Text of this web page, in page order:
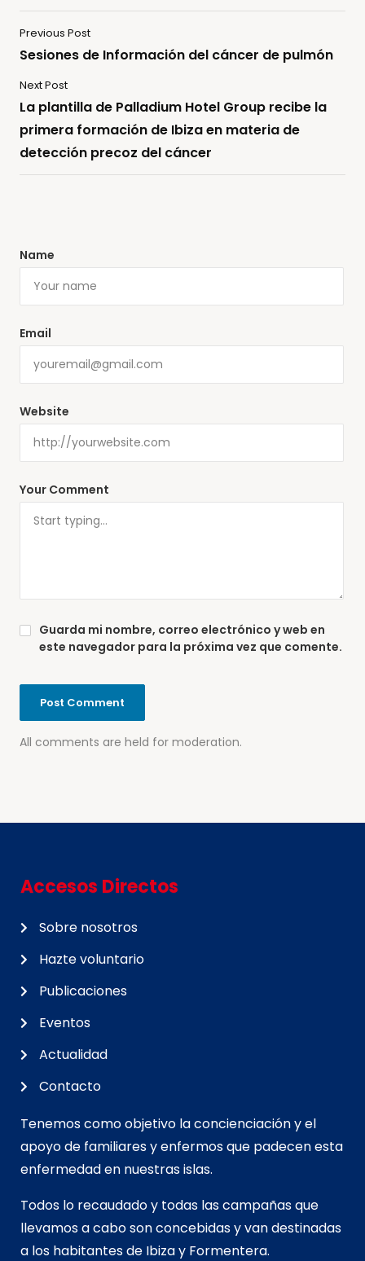
Previous Post
Sesiones de Información del cáncer de pulmón
Next Post
La plantilla de Palladium Hotel Group recibe la
primera formación de Ibiza en materia de
detección precoz del cáncer
Your Comment
All comments are held for moderation.
Name
Email
Website
Guarda mi nombre, correo electrónico y web en
este navegador para la próxima vez que comente.
Accesos Directos
Sobre nosotros
Hazte voluntario
Publicaciones
Eventos
Actualidad
Contacto
Tenemos como objetivo la concienciación y el
apoyo de familiares y enfermos que padecen esta
enfermedad en nuestras islas.
Todos lo recaudado y todas las campañas que
llevamos a cabo son concebidas y van destinadas
a los habitantes de Ibiza y Formentera.